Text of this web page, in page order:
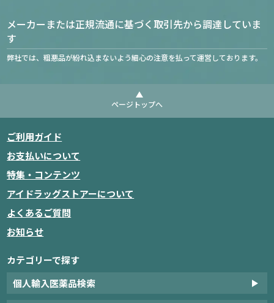
メーカーまたは正規流通に基づく取引先から調達していま
す
弊社では、粗悪品が紛れ込まないよう細心の注意を払って運営しております。
ページトップへ
ご利用ガイド
お支払いについて
特集・コンテンツ
アイドラッグストアーについて
よくあるご質問
お知らせ
カテゴリーで探す
個人輸入医薬品検索